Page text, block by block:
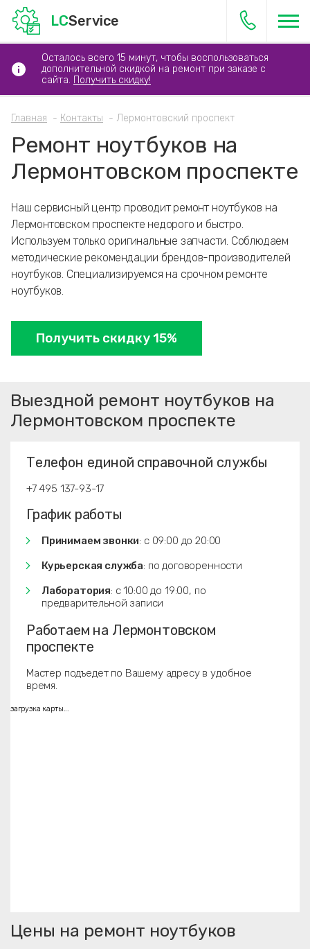
LCService
Осталось всего 15 минут, чтобы воспользоваться
дополнительной скидкой на ремонт при заказе с
сайта. Получить скидку!
Главная Контакты Лермонтовский проспект
Ремонт ноутбуков на
Лермонтовском проспекте
Наш сервисный центр проводит ремонт ноутбуков на
Лермонтовском проспекте недорого и быстро.
Используем только оригинальные запчасти. Соблюдаем
методические рекомендации брендов-производителей
ноутбуков. Специализируемся на срочном ремонте
ноутбуков.
Получить скидку 15%
Выездной ремонт ноутбуков на
Лермонтовском проспекте
Телефон единой справочной службы
+7 495 137-93-17
График работы
Принимаем звонки: с 09:00 до 20:00
Курьерская служба: по договоренности
Лаборатория: с 10:00 до 19:00, по
предварительной записи
Работаем на Лермонтовском
проспекте
Мастер подъедет по Вашему адресу в удобное
время.
загрузка карты...
Цены на ремонт ноутбуков